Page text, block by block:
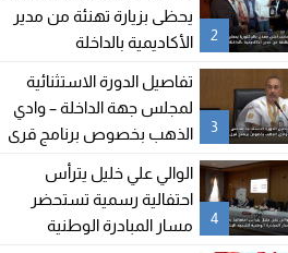
2
يحظى بزيارة تهنئة من مدير
الأكاديمية بالداخلة
3
تفاصيل الدورة الاستثنائية
لمجلس جهة الداخلة – وادي
الذهب بخصوص برنامج قرى
4
الوالي علي خليل يترأس
احتفالية رسمية تستحضر
مسار المبادرة الوطنية